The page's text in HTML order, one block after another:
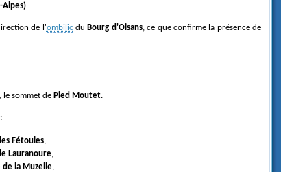
Alpes).
de l'ombilic du Bourg d'Oisans, ce que confirme la présence de
le sommet de Pied Moutet.
Fétoules
Lauranoure
de la Muzelle